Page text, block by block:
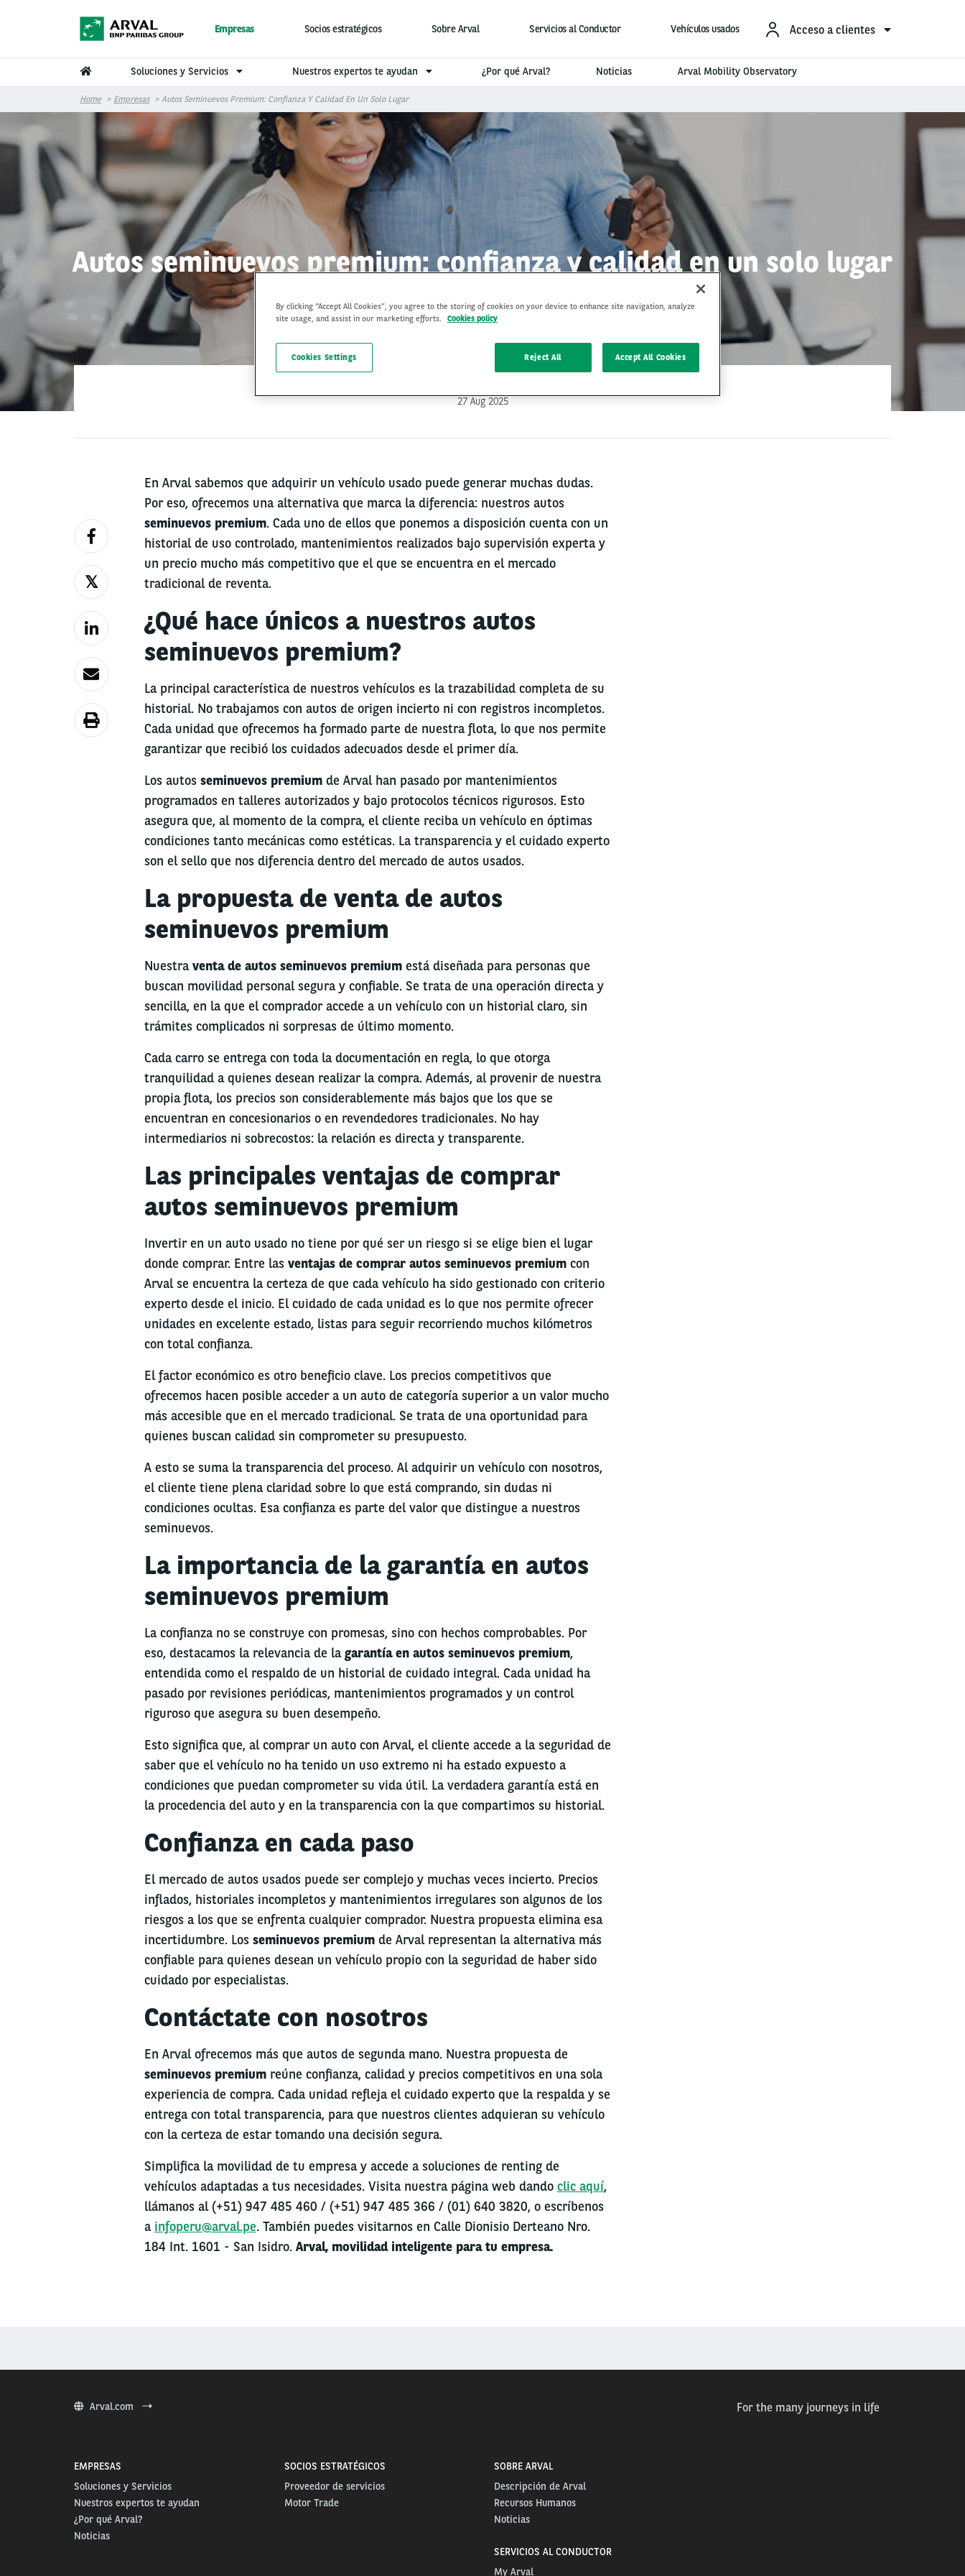
Empresas Socios estratégicos Sobre Arval Servicios al Conductor Vehículos usados Acceso a clientes
Soluciones y Servicios Nuestros expertos te ayudan ¿Por qué Arval? Noticias Arval Mobility Observatory
Home Empresas Autos Seminuevos Premium: Confianza Y Calidad En Un Solo Lugar
Autos seminuevos premium: confianza y calidad en un solo lugar
27 Aug 2025
En Arval sabemos que adquirir un vehículo usado puede generar muchas dudas.
Por eso, ofrecemos una alternativa que marca la diferencia: nuestros autos
seminuevos premium. Cada uno de ellos que ponemos a disposición cuenta con un
historial de uso controlado, mantenimientos realizados bajo supervisión experta y
un precio mucho más competitivo que el que se encuentra en el mercado
tradicional de reventa.
¿Qué hace únicos a nuestros autos
seminuevos premium?
La principal característica de nuestros vehículos es la trazabilidad completa de su
historial. No trabajamos con autos de origen incierto ni con registros incompletos.
Cada unidad que ofrecemos ha formado parte de nuestra flota, lo que nos permite
garantizar que recibió los cuidados adecuados desde el primer día.
Los autos seminuevos premiumde Arval han pasado por mantenimientos
programados en talleres autorizados y bajo protocolos técnicos rigurosos. Esto
asegura que, al momento de la compra, el cliente reciba un vehículo en óptimas
condiciones tanto mecánicas como estéticas. La transparencia y el cuidado experto
son el sello que nos diferencia dentro del mercado de autos usados.
La propuesta de venta de autos
seminuevos premium
Nuestraventa de autos seminuevos premiumestá diseñada para personas que
buscan movilidad personal segura y confiable. Se trata de una operación directa y
sencilla, en la que el comprador accede a un vehículo con un historial claro, sin
trámites complicados ni sorpresas de último momento.
Cada carro se entrega con toda la documentación en regla, lo que otorga
tranquilidad a quienes desean realizar la compra. Además, al provenir de nuestra
propia flota, los precios son considerablemente más bajos que los que se
encuentran en concesionarios o en revendedores tradicionales. No hay
intermediarios ni sobrecostos: la relación es directa y transparente.
Las principales ventajas de comprar
autos seminuevos premium
Invertir en un auto usado no tiene por qué ser un riesgo si se elige bien el lugar
donde comprar. Entre las ventajas de comprar autos seminuevos premiumcon
Arval se encuentra la certeza de que cada vehículo ha sido gestionado con criterio
experto desde el inicio. El cuidado de cada unidad es lo que nos permite ofrecer
unidades en excelente estado, listas para seguir recorriendo muchos kilómetros
con total confianza.
El factor económico es otro beneficio clave. Los precios competitivos que
ofrecemos hacen posible acceder a un auto de categoría superior a un valor mucho
más accesible que en el mercado tradicional. Se trata de una oportunidad para
quienes buscan calidad sin comprometer su presupuesto.
A esto se suma la transparencia del proceso. Al adquirir un vehículo con nosotros,
el cliente tiene plena claridad sobre lo que está comprando, sin dudas ni
condiciones ocultas. Esa confianza es parte del valor que distingue a nuestros
seminuevos.
La importancia de la garantía en autos
seminuevos premium
La confianza no se construye con promesas, sino con hechos comprobables. Por
eso, destacamos la relevancia de lagarantía en autos seminuevos premium,
entendida como el respaldo de un historial de cuidado integral. Cada unidad ha
pasado por revisiones periódicas, mantenimientos programados y un control
riguroso que asegura su buen desempeño.
Esto significa que, al comprar un auto con Arval, el cliente accede a la seguridad de
saber que el vehículo no ha tenido un uso extremo ni ha estado expuesto a
condiciones que puedan comprometer su vida útil. La verdadera garantía está en
la procedencia del auto y en la transparencia con la que compartimos su historial.
Confianza en cada paso
El mercado de autos usados puede ser complejo y muchas veces incierto. Precios
inflados, historiales incompletos y mantenimientos irregulares son algunos de los
riesgos a los que se enfrenta cualquier comprador. Nuestra propuesta elimina esa
incertidumbre. Los seminuevos premiumde Arval representan la alternativa más
confiable para quienes desean un vehículo propio con la seguridad de haber sido
cuidado por especialistas.
Contáctate con nosotros
En Arval ofrecemos más que autos de segunda mano. Nuestra propuesta de
seminuevos premiumreúne confianza, calidad y precios competitivos en una sola
experiencia de compra. Cada unidad refleja el cuidado experto que la respalda y se
entrega con total transparencia, para que nuestros clientes adquieran su vehículo
con la certeza de estar tomando una decisión segura.
Simplifica la movilidad de tu empresa y accede a soluciones de renting de
vehículos adaptadas a tus necesidades. Visita nuestra página web dando clic aquí,
llámanos al (+51) 947 485 460 / (+51) 947 485 366 / (01) 640 3820, o escríbenos
a infoperu@arval.pe. También puedes visitarnos en Calle Dionisio Derteano Nro.
184 Int. 1601 - San Isidro. Arval, movilidad inteligente para tu empresa.
Arval.com For the many journeys in life
EMPRESAS
Soluciones y Servicios
Nuestros expertos te ayudan
¿Por qué Arval?
Noticias
SOCIOS ESTRATÉGICOS
Proveedor de servicios
Motor Trade
SOBRE ARVAL
Descripción de Arval
Recursos Humanos
Noticias
SERVICIOS AL CONDUCTOR
My Arval
By clicking “Accept All Cookies”, you agree to the storing of cookies on your device to enhance site navigation, analyze
site usage, and assist in our marketing efforts.
Cookies policy
Reject All Accept All Cookies
Cookies Settings